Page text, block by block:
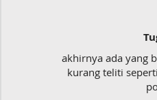
akhirnya ada yang
kurang teliti